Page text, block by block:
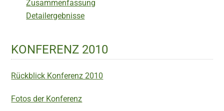
Zusammenfassung
Detailergebnisse
KONFERENZ 2010
Rückblick Konferenz 2010
Fotos der Konferenz